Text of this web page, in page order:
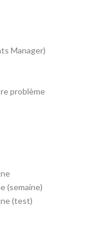
Manager)
problème
(semaine)
(test)